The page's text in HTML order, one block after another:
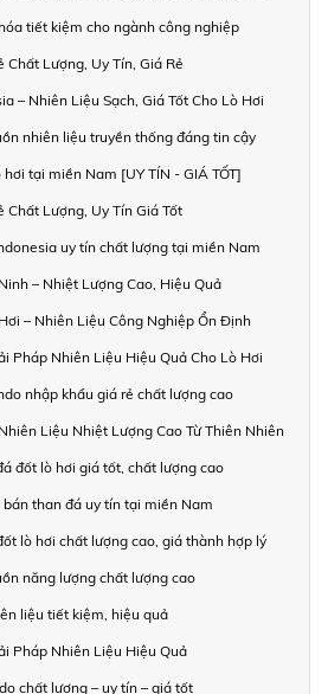
tiết kiệm cho ngành công nghiệp
Chất Lượng, Uy Tín, Giá Rẻ
– Nhiên Liệu Sạch, Giá Tốt Cho Lò Hơi
nhiên liệu truyền thống đáng tin cậy
tại miền Nam [UY TÍN - GIÁ TỐT]
Chất Lượng, Uy Tín Giá Tốt
uy tín chất lượng tại miền Nam
– Nhiệt Lượng Cao, Hiệu Quả
– Nhiên Liệu Công Nghiệp Ổn Định
Pháp Nhiên Liệu Hiệu Quả Cho Lò Hơi
nhập khẩu giá rẻ chất lượng cao
Liệu Nhiệt Lượng Cao Từ Thiên Nhiên
đốt lò hơi giá tốt, chất lượng cao
than đá uy tín tại miền Nam
lò hơi chất lượng cao, giá thành hợp lý
năng lượng chất lượng cao
liệu tiết kiệm, hiệu quả
Pháp Nhiên Liệu Hiệu Quả
chất lượng – uy tín – giá tốt